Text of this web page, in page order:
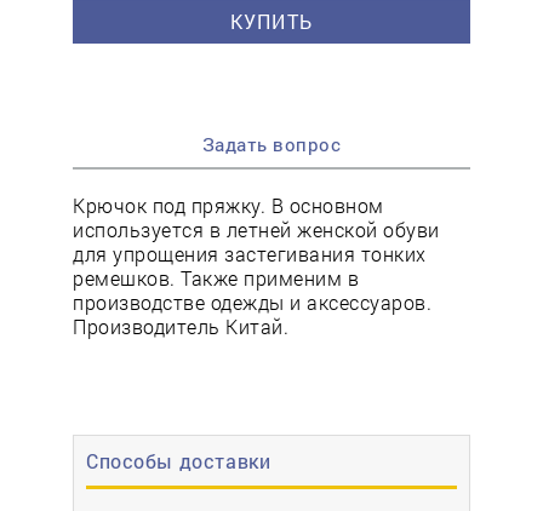
Способы доставки
КУПИТЬ
Задать вопрос
Крючок под пряжку. В основном
используется в летней женской обуви
для упрощения застегивания тонких
ремешков. Также применим в
производстве одежды и аксессуаров.
Производитель Китай.